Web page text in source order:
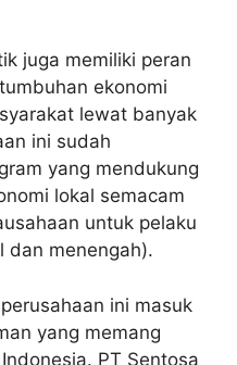
juga memiliki peran
ekonomi
lewat banyak
ini sudah
yang mendukung
lokal semacam
untuk pelaku
dan menengah).
ini masuk
yang memang
PT Sentosa